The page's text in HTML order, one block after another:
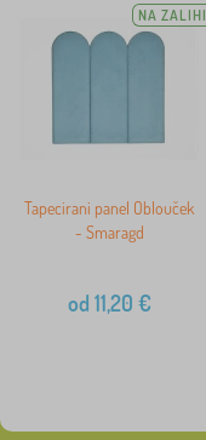
NA ZALIHI
Tapecirani panel Oblouček
- Smaragd
od 11,20 €